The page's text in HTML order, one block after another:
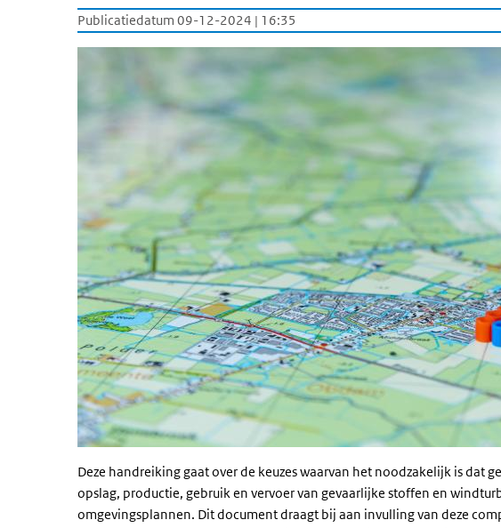
Publicatiedatum 09-12-2024 | 16:35
Deze handreiking gaat over de keuzes waarvan het noodzakelijk is dat
opslag, productie, gebruik en vervoer van gevaarlijke stoffen en
omgevingsplannen. Dit document draagt bij aan invulling van deze